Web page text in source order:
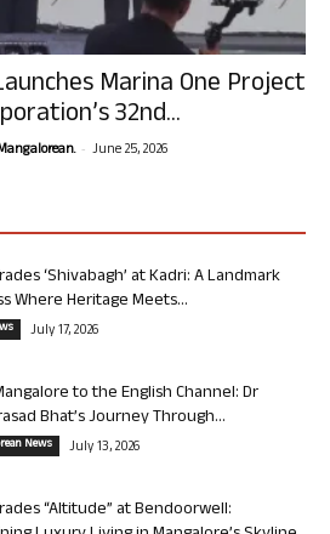
Marina One Project
32nd...
- June 25, 2026
‘Shivabagh’ at Kadri: A Landmark
Where Heritage Meets...
July 17, 2026
to the English Channel: Dr
Bhat’s Journey Through...
News July 13, 2026
“Altitude” at Bendoorwell: